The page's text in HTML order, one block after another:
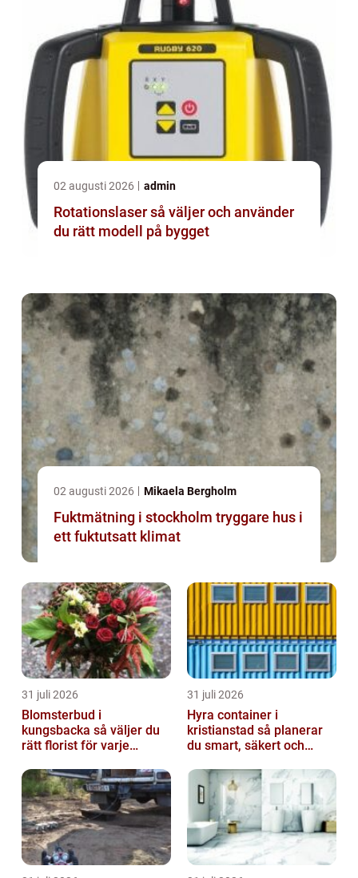
02 augusti 2026 admin
Rotationslaser så väljer och använder
du rätt modell på bygget
02 augusti 2026 Mikaela Bergholm
Fuktmätning i stockholm tryggare hus i
ett fuktutsatt klimat
31 juli 2026
Blomsterbud i
kungsbacka så väljer du
rätt florist för varje
31 juli 2026
Hyra container i
kristianstad så planerar
du smart, säkert och